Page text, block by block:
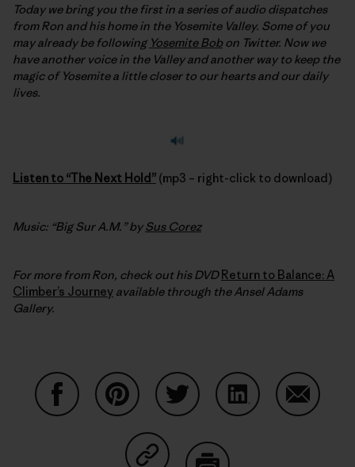
Today we bring you the first in a series of audio dispatches
from Ron and his home in the Yosemite Valley. Some of you
may already be following Yosemite Bob on Twitter. Now we
have another voice in the Valley and another way to keep the
magic of Yosemite a little closer to our hearts and our daily
lives.
Listen to “The Next Hold” (mp3 – right-click to download)
Music: “Big Sur A.M.” bySus Corez
For more from Ron, check out his DVDReturn to Balance: A
Climber’s Journey available through the Ansel Adams
Gallery.